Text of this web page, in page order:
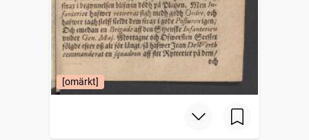
[omärkt]